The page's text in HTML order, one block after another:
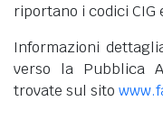
riportano i codici CIG
Informazioni
verso la Pubblica
trovate sul sito